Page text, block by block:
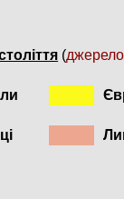
(джерело